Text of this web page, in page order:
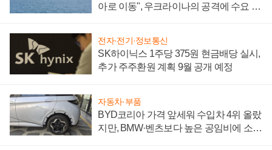
아로 이동", 우크라이나의 공격에 수요 늘
전자·전기·정보통신
SK하이닉스 1주당 375원 현금배당 실시,
추가 주주환원 계획 9월 공개 예정
자동차·부품
BYD코리아 가격 앞세워 수입차 4위 올랐
지만, BMW·벤츠보다 높은 공임비에 소비